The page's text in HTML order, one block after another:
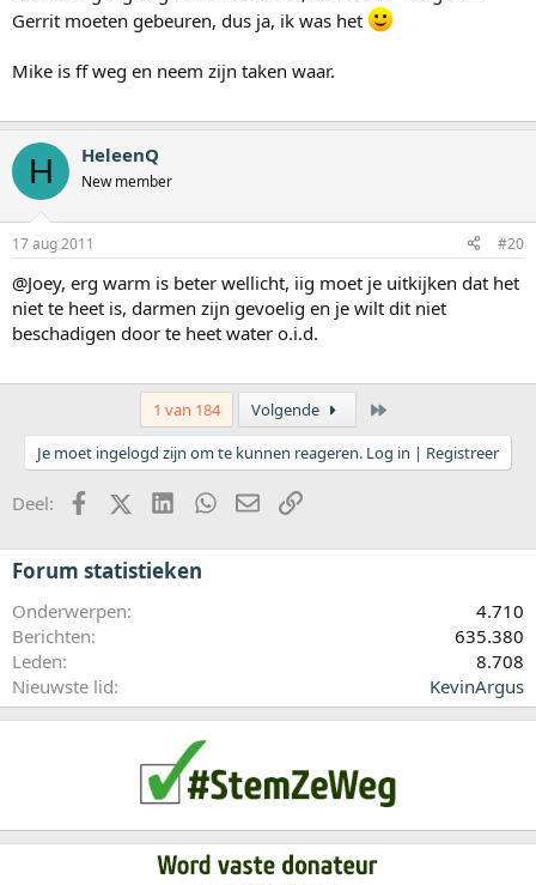
Gerrit moeten gebeuren, dus ja, ik was het
Mike is ff weg en neem zijn taken waar.
H HeleenQ
New member
17 aug 2011 #20
@Joey, erg warm is beter wellicht, iig moet je uitkijken dat het
niet te heet is, darmen zijn gevoelig en je wilt dit niet
beschadigen door te heet water o.i.d.
1 van 184 Volgende
Je moet ingelogd zijn om te kunnen reageren. Log in | Registreer
Deel: FacebookX (Twitter)LinkedInWhatsApp
E-mailkoppeling
Forum statistieken
Onderwerpen
4.710
Berichten
635.380
Leden
8.708
Nieuwste lid
KevinArgus